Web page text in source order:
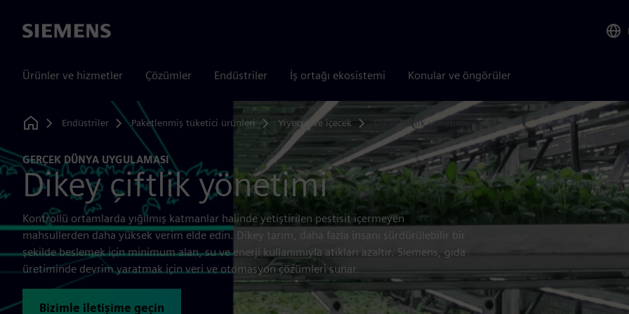
Siemens
Ürünler ve hizmetler Çözümler Endüstriler İş ortağı ekosistemi Konular ve öngörüler
Home
Endüstriler Paketlenmiş tüketici ürünleri Yiyecek ve içecek Dikey çiftlik yönetimi
GERÇEK DÜNYA UYGULAMASI
Dikey çiftlik yönetimi
Kontrollü ortamlarda yığılmış katmanlar halinde yetiştirilen pestisit içermeyen
mahsullerden daha yüksek verim elde edin. Dikey tarım, daha fazla insanı sürdürülebilir bir
şekilde beslemek için minimum alan, su ve enerji kullanımıyla atıkları azaltır. Siemens, gıda
üretiminde devrim yaratmak için veri ve otomasyon çözümleri sunar.
Bizimle iletişime geçin